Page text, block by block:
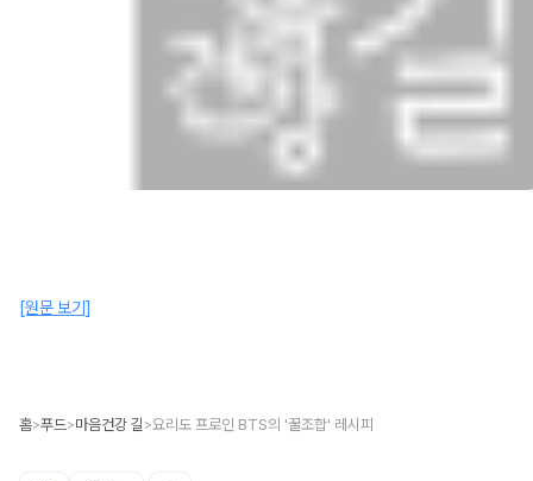
[원문 보기]
홈>푸드>마음건강 길 >요리도 프로인 BTS의 '꿀조합' 레시피